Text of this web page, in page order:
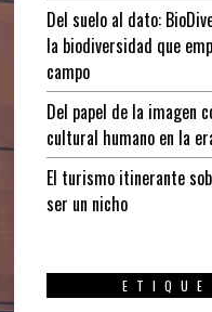
Del suelo al dato:
la biodiversidad que
campo
Del papel de la imagen
cultural humano en la
El turismo itinerante
ser un nicho